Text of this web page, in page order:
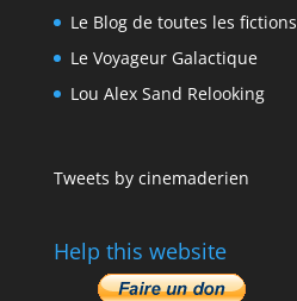
Le Blog de toutes les fictions
Le Voyageur Galactique
Lou Alex Sand Relooking
Tweets by cinemaderien
Help this website